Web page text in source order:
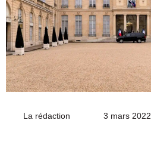
La rédaction
Envoyer3 mars 2022